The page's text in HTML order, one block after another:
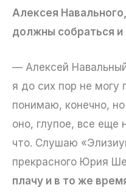
Алексея
должны собраться
— Алексей
я до сих пор не могу
понимаю, конечно,
оно, глупое, все еще
что. Слушаю
прекрасного Юрия
плачу и в то же